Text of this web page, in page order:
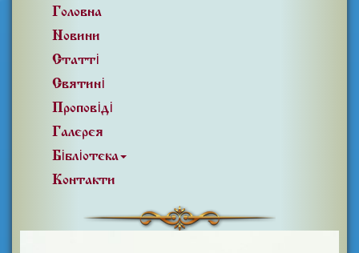
Головна
Новини
Статті
Святині
Проповіді
Галерея
Бібліотека
Контакти